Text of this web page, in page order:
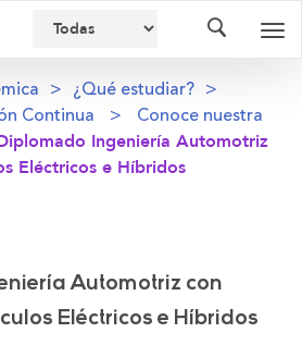
¿Qué estudiar?
Continua
Conoce nuestra
Ingeniería Automotriz
Eléctricos e Híbridos
Automotriz con
Eléctricos e Híbridos